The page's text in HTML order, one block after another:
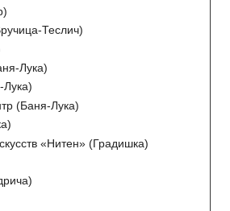
Теслич)
Лука)
Лука)
(Баня-Лука)
«Нитен» (Градишка)